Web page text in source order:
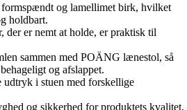
formspændt og lamellimet birk, hvilket
holdbart.
er nemt at holde, er praktisk til
sammen med POÄNG lænestol, så
og afslappet.
i stuen med forskellige
og sikkerhed for produktets kvalitet.